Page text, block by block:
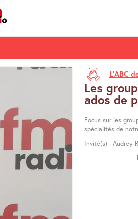
L’ABC
Les
ados de
Focus sur les
spécialités de
Invité(s) : Audrey